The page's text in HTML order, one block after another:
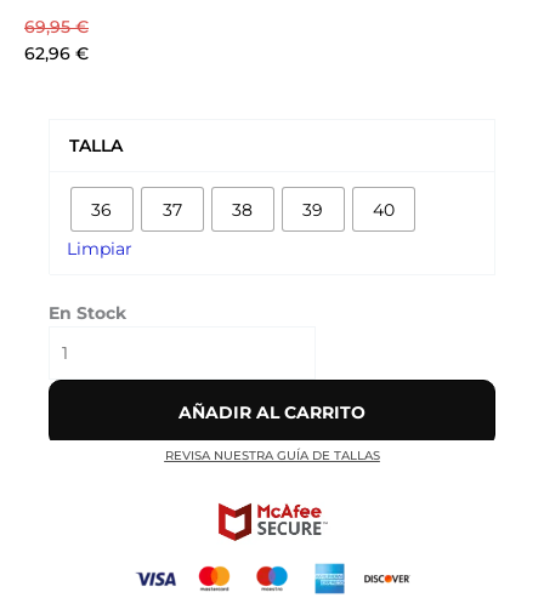
69,95€
62,96 €
TALLA
36 37 38 39 40
Limpiar
En Stock
SHADOW
'WHITE
MAGIC
AÑADIR AL CARRITO
REVISA NUESTRA GUÍA DE TALLAS